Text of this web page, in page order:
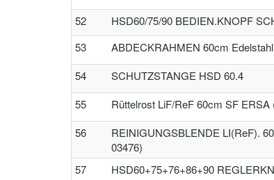
52 HSD60/75/90 BEDIEN.KNOPF
53 ABDECKRAHMEN 60cm
54 SCHUTZSTANGE HSD 60.4
55 Rüttelrost LiF/ReF 60cm SF ERSA
56
REINIGUNGSBLENDE LI(ReF).
03476)
57 HSD60+75+76+86+90